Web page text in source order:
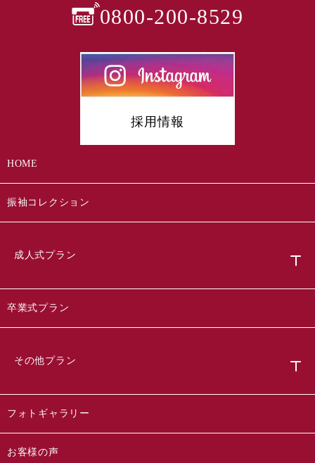
0800-200-8529
採用情報
HOME
振袖コレクション
成人式プラン
卒業式プラン
その他プラン
フォトギャラリー
お客様の声